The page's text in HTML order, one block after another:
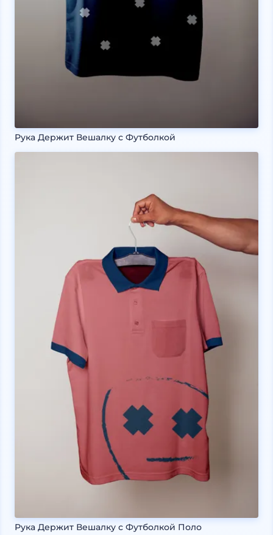
Рука Держит Вешалку с Футболкой
Рука Держит Вешалку с Футболкой Поло